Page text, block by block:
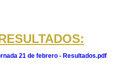
21 de febrero - Resultados.pdf